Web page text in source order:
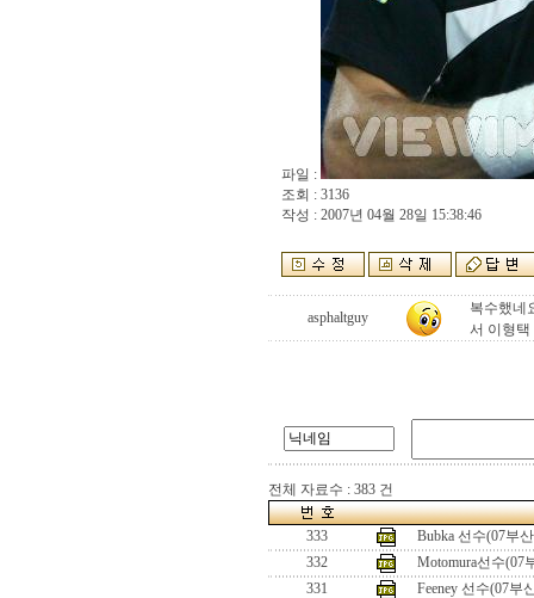
파일 :
조회 : 3136
작성 : 2007년 04월 28일 15:38:46
asphaltguy
복수했네
서 이형택
전체 자료수 : 383 건
333
Bubka 선수(07부
332
Motomura선수(07
331
Feeney 선수(07부